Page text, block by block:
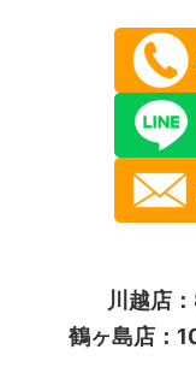
川越店
鶴ヶ島店：